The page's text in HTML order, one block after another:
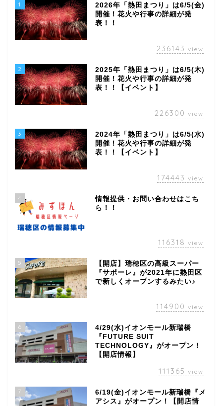
1
2026年「熱田まつり」は6/5(金)
開催！花火や行事の詳細が発
表！！
236143 view
2
2025年「熱田まつり」は6/5(木)
開催！花火や行事の詳細が発
表！！【イベント】
226300 view
3
2024年「熱田まつり」は6/5(水)
開催！花火や行事の詳細が発
表！！【イベント】
174443 view
4
情報提供・お問い合わせはこち
ら！！
116318 view
5
【開店】瑞穂区の高級スーパー
『サポーレ』が2021年に熱田区
で新しくオープンするみたい♪
114900 view
6
4/29(水)イオンモール新瑞橋
『FUTURE SUIT
TECHNOLOGY』がオープン！
【開店情報】
111365 view
7
6/19(金)イオンモール新瑞橋『メ
アシス』がオープン！【開店情